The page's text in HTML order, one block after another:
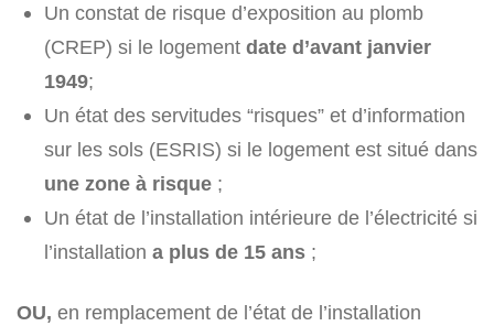
Un constat de risque d’exposition au plomb
(CREP) si le logement date d’avant janvier
1949;
Un état des servitudes “risques” et d’information
sur les sols (ESRIS) si le logement est situé dans
une zone à risque ;
Un état de l’installation intérieure de l’électricité si
l’installation a plus de 15 ans ;
OU, en remplacement de l’état de l’installation